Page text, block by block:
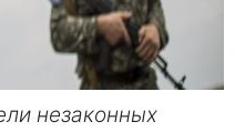
незаконных